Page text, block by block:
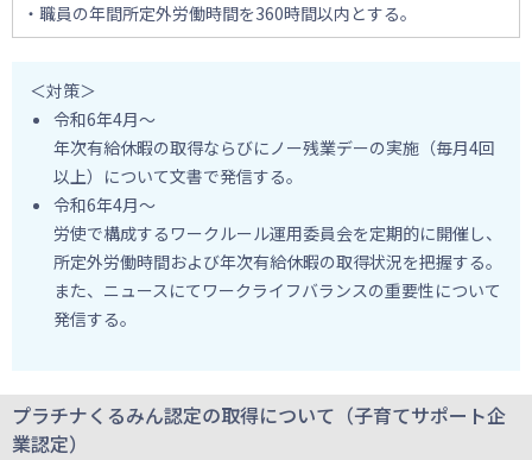
・職員の年間所定外労働時間を360時間以内とする。
＜対策＞
令和6年4月～
年次有給休暇の取得ならびにノー残業デーの実施（毎月4回
以上）について文書で発信する。
令和6年4月～
労使で構成するワークルール運用委員会を定期的に開催し、
所定外労働時間および年次有給休暇の取得状況を把握する。
また、ニュースにてワークライフバランスの重要性について
発信する。
プラチナくるみん認定の取得について（子育てサポート企
業認定）